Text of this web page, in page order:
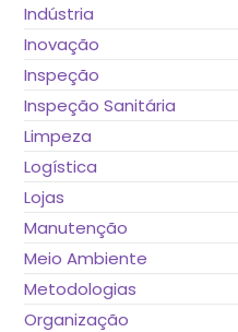
Indústria
Inovação
Inspeção
Inspeção Sanitária
Limpeza
Logística
Lojas
Manutenção
Meio Ambiente
Metodologias
Organização